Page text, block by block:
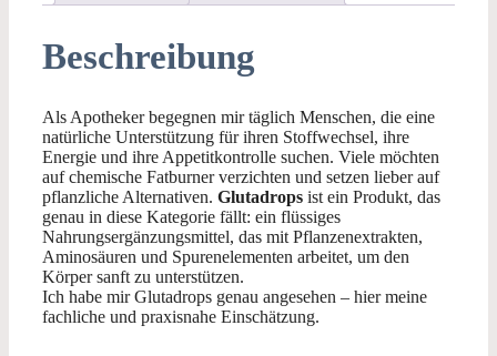
Beschreibung
Als Apotheker begegnen mir täglich Menschen, die eine
natürliche Unterstützung für ihren Stoffwechsel, ihre
Energie und ihre Appetitkontrolle suchen. Viele möchten
auf chemische Fatburner verzichten und setzen lieber auf
pflanzliche Alternativen. Glutadrops ist ein Produkt, das
genau in diese Kategorie fällt: ein flüssiges
Nahrungsergänzungsmittel, das mit Pflanzenextrakten,
Aminosäuren und Spurenelementen arbeitet, um den
Körper sanft zu unterstützen.
Ich habe mir Glutadrops genau angesehen – hier meine
fachliche und praxisnahe Einschätzung.